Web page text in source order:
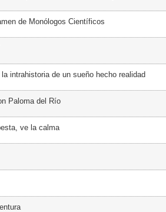
de Monólogos Científicos
intrahistoria de un sueño hecho realidad
Paloma del Río
ve la calma